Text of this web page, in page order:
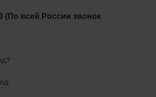
(По всей России звонок